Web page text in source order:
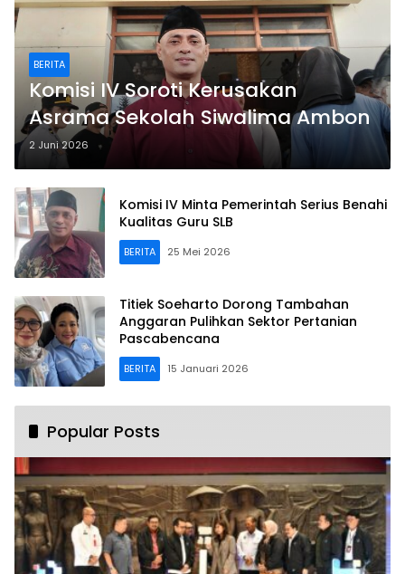
BERITA
Komisi IV Soroti Kerusakan
Asrama Sekolah Siwalima Ambon
2 Juni 2026
Komisi IV Minta Pemerintah Serius Benahi
Kualitas Guru SLB
BERITA 25 Mei 2026
Titiek Soeharto Dorong Tambahan
Anggaran Pulihkan Sektor Pertanian
Pascabencana
BERITA 15 Januari 2026
Popular Posts